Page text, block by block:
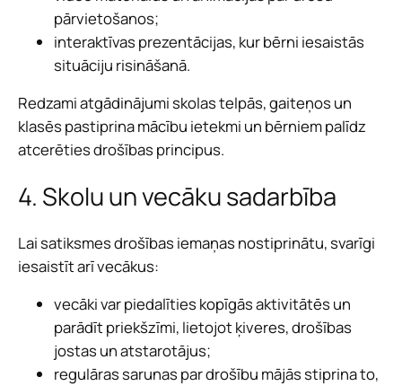
pārvietošanos;
interaktīvas prezentācijas, kur bērni iesaistās
situāciju risināšanā.
Redzami atgādinājumi skolas telpās, gaiteņos un
klasēs pastiprina mācību ietekmi un bērniem palīdz
atcerēties drošības principus.
4. Skolu un vecāku sadarbība
Lai satiksmes drošības iemaņas nostiprinātu, svarīgi
iesaistīt arī vecākus:
vecāki var piedalīties kopīgās aktivitātēs un
parādīt priekšzīmi, lietojot ķiveres, drošības
jostas un atstarotājus;
regulāras sarunas par drošību mājās stiprina to,